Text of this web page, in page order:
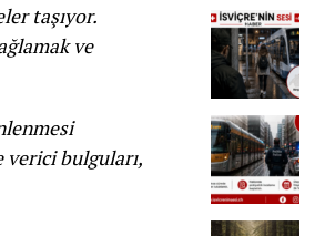
taşıyor.
ve
verici bulguları,